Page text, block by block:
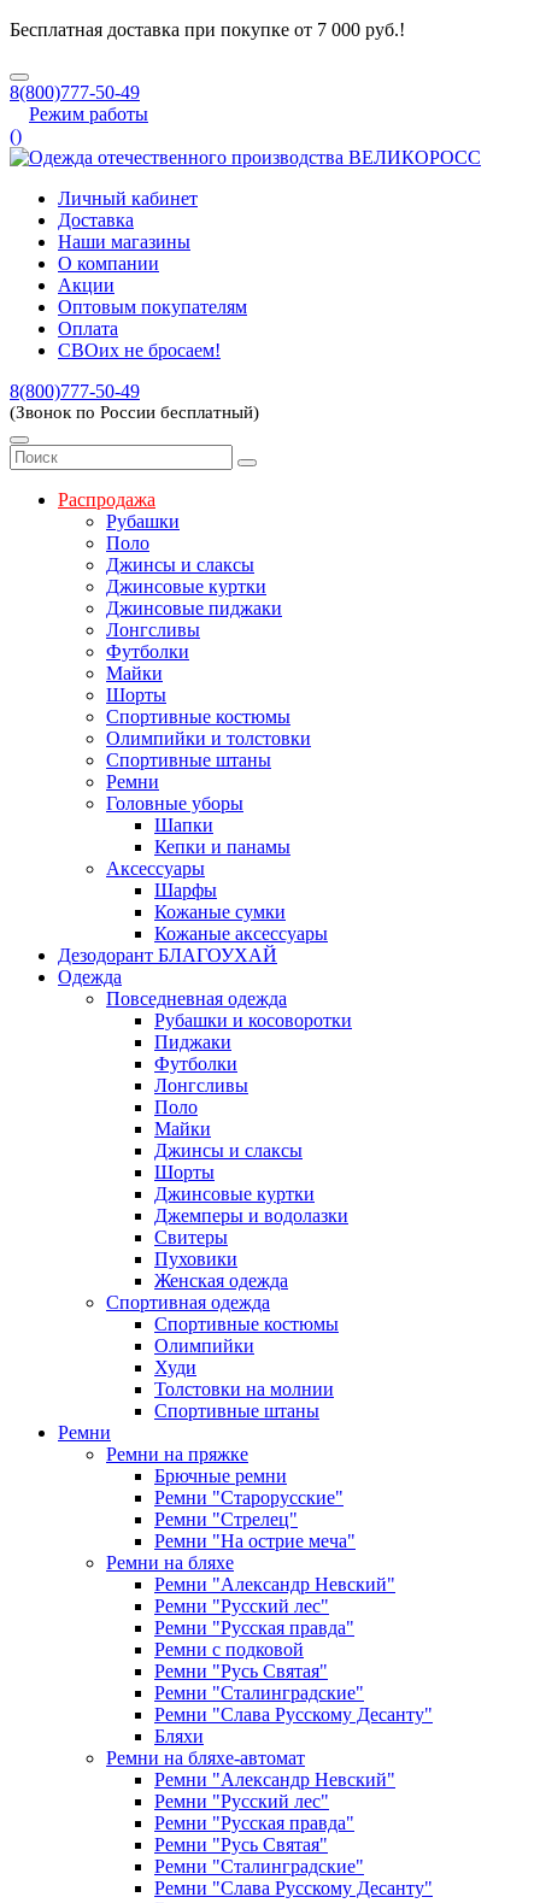
Бесплатная доставка при покупке от 7 000 руб.!
8(800)777-50-49
Режим работы
()
Личный кабинет
Доставка
Наши магазины
О компании
Акции
Оптовым покупателям
Оплата
СВОих не бросаем!
8(800)777-50-49
(Звонок по России бесплатный)
Распродажа
Рубашки
Поло
Джинсы и слаксы
Джинсовые куртки
Джинсовые пиджаки
Лонгсливы
Футболки
Майки
Шорты
Спортивные костюмы
Олимпийки и толстовки
Спортивные штаны
Ремни
Головные уборы
Шапки
Кепки и панамы
Аксессуары
Шарфы
Кожаные сумки
Кожаные аксессуары
Дезодорант БЛАГОУХАЙ
Одежда
Повседневная одежда
Рубашки и косоворотки
Пиджаки
Футболки
Лонгсливы
Поло
Майки
Джинсы и слаксы
Шорты
Джинсовые куртки
Джемперы и водолазки
Свитеры
Пуховики
Женская одежда
Спортивная одежда
Спортивные костюмы
Олимпийки
Худи
Толстовки на молнии
Спортивные штаны
Ремни
Ремни на пряжке
Брючные ремни
Ремни "Старорусские"
Ремни "Стрелец"
Ремни "На острие меча"
Ремни на бляхе
Ремни "Александр Невский"
Ремни "Русский лес"
Ремни "Русская правда"
Ремни с подковой
Ремни "Русь Святая"
Ремни "Сталинградские"
Ремни "Слава Русскому Десанту"
Бляхи
Ремни на бляхе-автомат
Ремни "Александр Невский"
Ремни "Русский лес"
Ремни "Русская правда"
Ремни "Русь Святая"
Ремни "Сталинградские"
Ремни "Слава Русскому Десанту"